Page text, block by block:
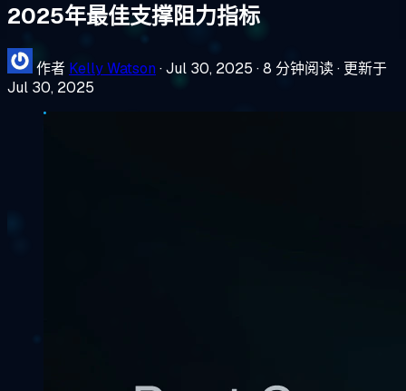
2025年最佳支撑阻力指标
作者 Kelly Watson ·Jul 30, 2025 ·8 分钟阅读· 更新于
Jul 30, 2025